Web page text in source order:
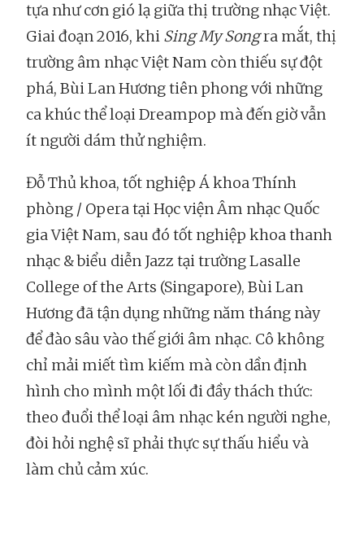
tựa như cơn gió lạ giữa thị trường nhạc Việt.
Giai đoạn 2016, khi Sing My Songra mắt, thị
trường âm nhạc Việt Nam còn thiếu sự đột
phá, Bùi Lan Hương tiên phong với những
ca khúc thể loại Dreampop mà đến giờ vẫn
ít người dám thử nghiệm.
Đỗ Thủ khoa, tốt nghiệp Á khoa Thính
phòng / Opera tại Học viện Âm nhạc Quốc
gia Việt Nam, sau đó tốt nghiệp khoa thanh
nhạc & biểu diễn Jazz tại trường Lasalle
College of the Arts (Singapore), Bùi Lan
Hương đã tận dụng những năm tháng này
để đào sâu vào thế giới âm nhạc. Cô không
chỉ mải miết tìm kiếm mà còn dần định
hình cho mình một lối đi đầy thách thức:
theo đuổi thể loại âm nhạc kén người nghe,
đòi hỏi nghệ sĩ phải thực sự thấu hiểu và
làm chủ cảm xúc.